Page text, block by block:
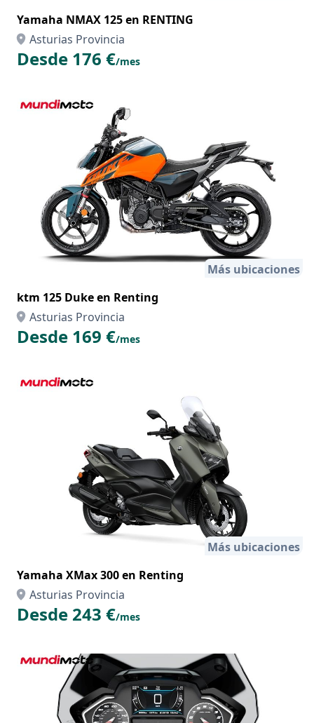
Yamaha NMAX 125 en RENTING
Asturias Provincia
Desde 176 €/mes
Más ubicaciones
ktm 125 Duke en Renting
Asturias Provincia
Desde 169 €/mes
Más ubicaciones
Yamaha XMax 300 en Renting
Asturias Provincia
Desde 243 €/mes